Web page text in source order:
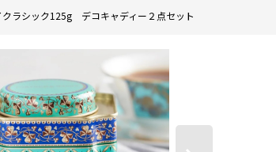
クラシック125g デコキャディー２点セット